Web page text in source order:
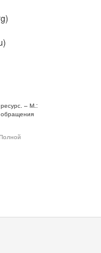
– М.: